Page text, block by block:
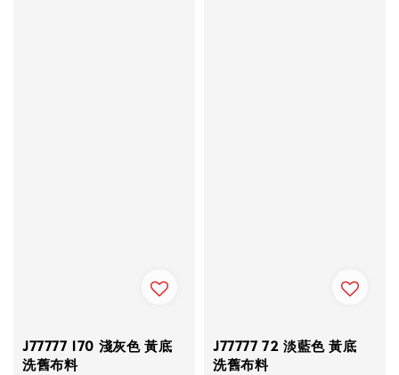
J77777 170 淺灰色 黃底
洗舊布料
J77777 72 淡藍色 黃底
洗舊布料